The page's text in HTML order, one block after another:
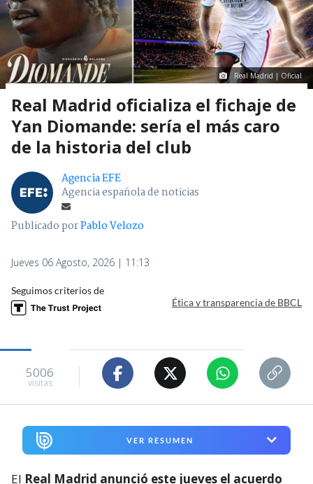
Real Madrid | Oficial
Real Madrid oficializa el fichaje de
Yan Diomande: sería el más caro
de la historia del club
Agencia EFE
Agencia española de noticias
Publicado porPablo Velozo
Jueves 06 Agosto, 2026 | 11:13
Seguimos criterios de
Ética y transparencia de BBCL
5006
visitas
VER RESUMEN
El Real Madrid anunció este jueves el acuerdo